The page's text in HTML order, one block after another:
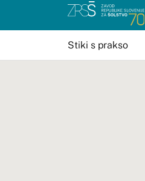
Stiki s prakso